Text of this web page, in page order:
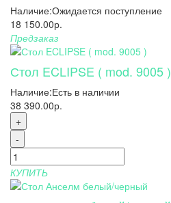
Наличие:Ожидается поступление
18 150.00р.
Предзаказ
Стол ECLIPSE ( mod. 9005 )
Наличие:Есть в наличии
38 390.00р.
+
-
КУПИТЬ